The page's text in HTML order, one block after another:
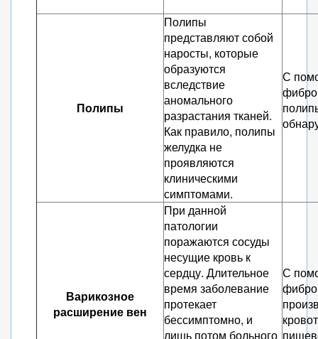
Полипы
Полипы
представляют собой
наросты, которые
образуются
вследствие
аномального
разрастания тканей.
Как правило, полипы
желудка не
проявляются
клиническими
симптомами.
С
Варикозное
расширение вен
При данной
патологии
поражаются сосуды
несущие кровь к
сердцу. Длительное
время заболевание
протекает
бессимптомно, и
лишь потом больного
С